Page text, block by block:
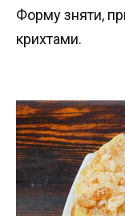
Форму зняти,
крихтами.